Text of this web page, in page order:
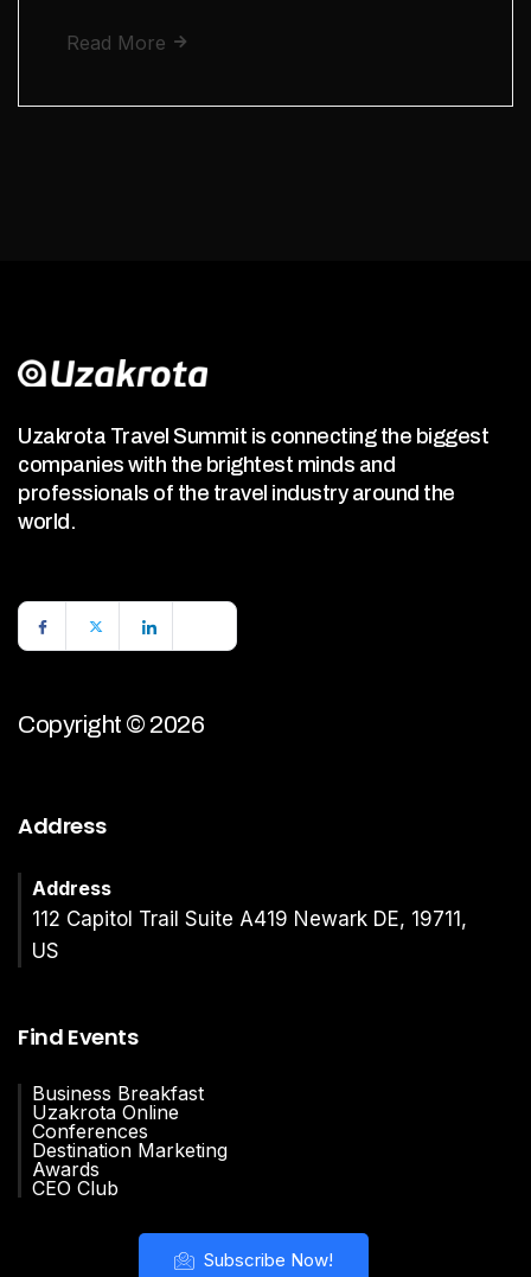
Read More
Uzakrota Travel Summit is connecting the biggest
companies with the brightest minds and
professionals of the travel industry around the
world.
Copyright © 2026
Address
Address
112 Capitol Trail Suite A419 Newark DE, 19711,
US
Find Events
Business Breakfast
Uzakrota Online
Conferences
Destination Marketing
Awards
CEO Club
Subscribe Now!